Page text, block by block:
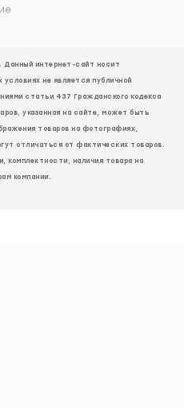
интернет-сайт носит
не является публичной
статьи 437 Гражданского кодекса
указанная на сайте, может быть
товаров на фотографиях,
отличаться от фактических товаров.
комплектности, наличия товара на
компании.